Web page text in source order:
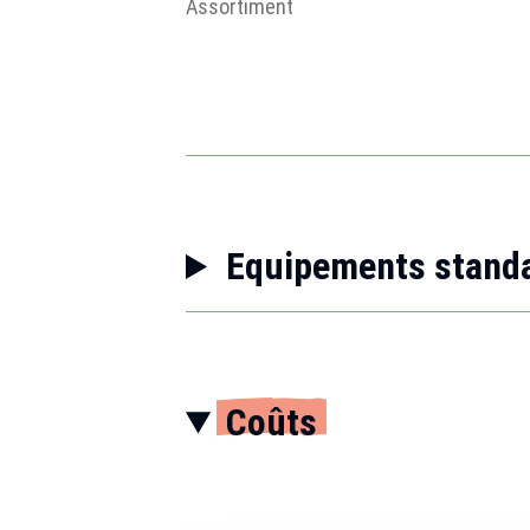
Assortiment
Equipements
Coûts